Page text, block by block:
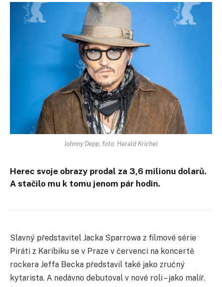
Johnny Depp, foto: Harald Krichel
Herec svoje obrazy prodal za 3,6 milionu dolarů.
A stačilo mu k tomu jenom pár hodin.
Slavný představitel Jacka Sparrowa z filmové série
Piráti z Karibiku se v Praze v červenci na koncertě
rockera Jeffa Becka představil také jako zručný
kytarista. A nedávno debutoval v nové roli – jako malíř.